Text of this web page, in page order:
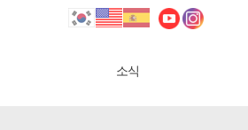
소식
Next